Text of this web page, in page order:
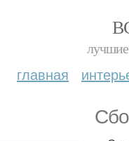
лучшие
главная